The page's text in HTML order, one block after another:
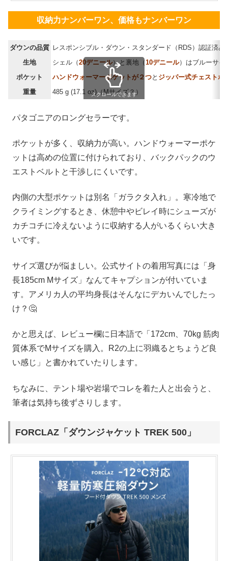
収納力ナンバーワン、価格もナンバーワン
ダウンの品質 レスポンシブル・ダウン・スタンダード（RDS）認証済
生地
シェル（20デニール）と裏地（10デニール）はブルーサイ
ポケット
ハンドウォーマーポケットが２つと ジッパー式チェストポ
重量
485 g (17.1 oz)（Mサイズ？）
スクロールできます
パタゴニアのロングセラーです。
ポケットが多く、収納力が高い。ハンドウォーマーポケ
ットは高めの位置に付けられており、バックパックのウ
エストベルトと干渉しにくいです。
内側の大型ポケットは別名「ガラクタ入れ」。寒冷地で
クライミングするとき、休憩中やビレイ時にシューズが
カチコチに冷えないように収納する人がいるくらい大き
いです。
サイズ選びが悩ましい。公式サイトの着用写真には「身
長185cm Mサイズ」なんてキャプションが付いていま
す。アメリカ人の平均身長はそんなにデカいんでしたっ
け？🤔
かと思えば、レビュー欄に日本語で「172cm、70kg 筋肉
質体系でMサイズを購入。R2の上に羽織るとちょうど良
い感じ」と書かれていたりします。
ちなみに、テント場や岩場でコレを着た人と出会うと、
筆者は気持ち後ずさりします。
FORCLAZ「ダウンジャケット TREK 500」